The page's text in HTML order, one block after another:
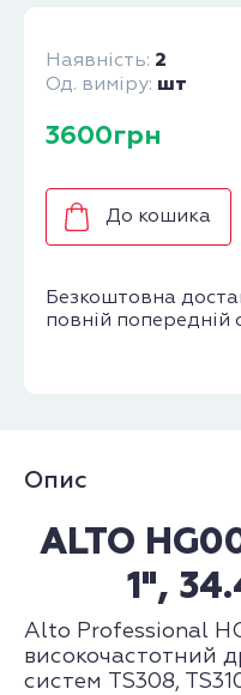
Наявність: 2
Од. виміру: шт
3600грн
До кошика
Безкоштовна
повній попередній
Опис
ALTO
1",
Alto Professional
високочастотний
систем TS308,